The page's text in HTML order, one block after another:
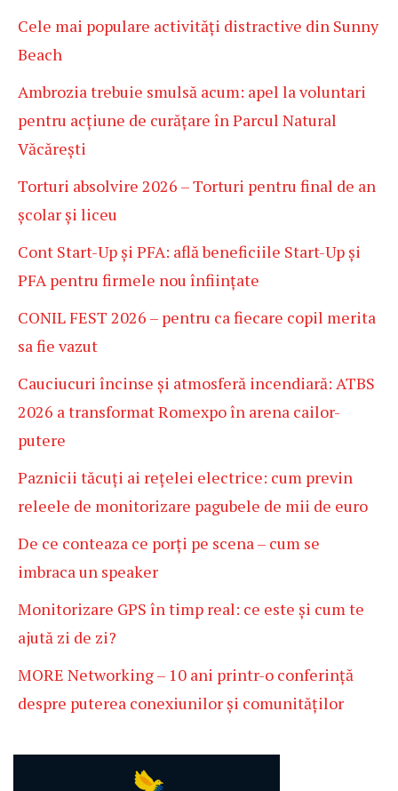
Cele mai populare activități distractive din Sunny
Beach
Ambrozia trebuie smulsă acum: apel la voluntari
pentru acțiune de curățare în Parcul Natural
Văcărești
Torturi absolvire 2026 – Torturi pentru final de an
școlar și liceu
Cont Start-Up și PFA: află beneficiile Start-Up și
PFA pentru firmele nou înființate
CONIL FEST 2026 – pentru ca fiecare copil merita
sa fie vazut
Cauciucuri încinse și atmosferă incendiară: ATBS
2026 a transformat Romexpo în arena cailor-
putere
Paznicii tăcuți ai rețelei electrice: cum previn
releele de monitorizare pagubele de mii de euro
De ce conteaza ce porți pe scena – cum se
imbraca un speaker
Monitorizare GPS în timp real: ce este și cum te
ajută zi de zi?
MORE Networking – 10 ani printr-o conferință
despre puterea conexiunilor și comunităților